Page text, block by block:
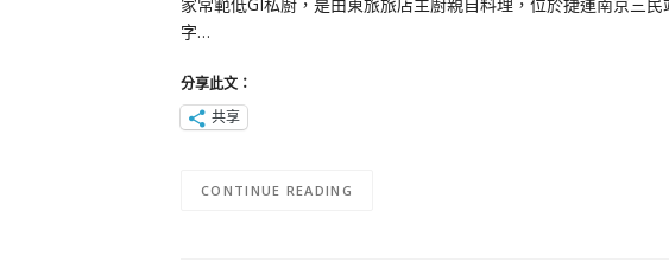
字…
分享此文：
共享
CONTINUE READING